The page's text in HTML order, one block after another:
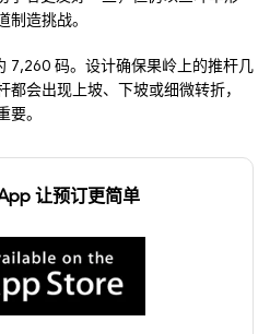
制造挑战。
7,260 码。设计确保果岭上的推杆几
都会出现上坡、下坡或细微转折，
要。
让预订更简单